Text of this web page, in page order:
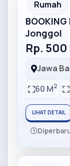
Partner
Rumah
Jonggol
Rp. 500
Jawa
60 M2
LIHAT DETAIL